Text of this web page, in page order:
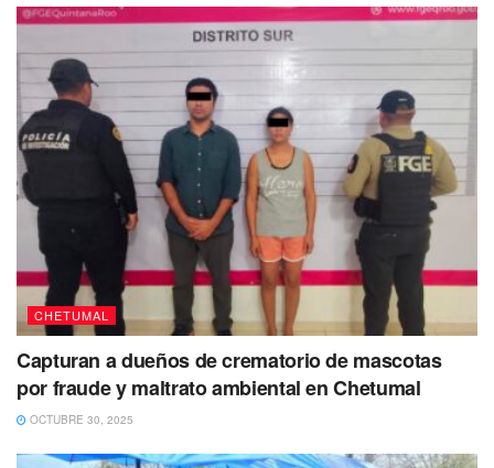
CHETUMAL
Capturan a dueños de crematorio de mascotas
por fraude y maltrato ambiental en Chetumal
OCTUBRE 30, 2025